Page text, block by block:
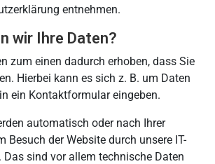
entnehmen.
wir Ihre Daten?
zum einen dadurch erhoben, dass Sie
Hierbei kann es sich z. B. um Daten
ein Kontaktformular eingeben.
automatisch oder nach Ihrer
Besuch der Website durch unsere IT-
Das sind vor allem technische Daten